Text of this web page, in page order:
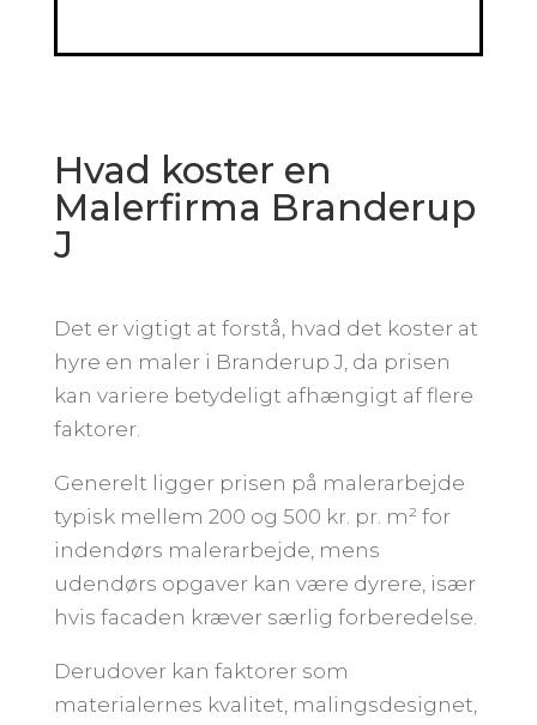
Hvad koster en
Malerfirma Branderup
J
Det er vigtigt at forstå, hvad det koster at
hyre en maler i Branderup J, da prisen
kan variere betydeligt afhængigt af flere
faktorer.
Generelt ligger prisen på malerarbejde
typisk mellem 200 og 500 kr. pr. m² for
indendørs malerarbejde, mens
udendørs opgaver kan være dyrere, især
hvis facaden kræver særlig forberedelse.
Derudover kan faktorer som
materialernes kvalitet, malingsdesignet,